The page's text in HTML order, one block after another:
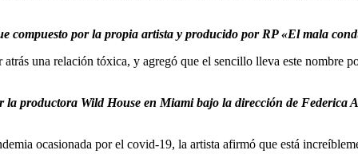
compuesto por la propia artista y producido por RP «El mala
una relación tóxica, y agregó que el sencillo lleva este nombre
productora Wild House en Miami bajo la dirección de Federica
ocasionada por el covid-19, la artista afirmó que está